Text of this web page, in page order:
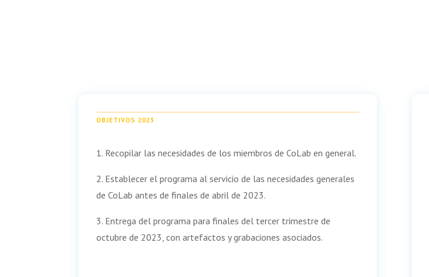
OBJETIVOS 2023
1. Recopilar las necesidades de los miembros de CoLab en general.
2. Establecer el programa al servicio de las necesidades generales
de CoLab antes de finales de abril de 2023.
3. Entrega del programa para finales del tercer trimestre de
octubre de 2023, con artefactos y grabaciones asociados.